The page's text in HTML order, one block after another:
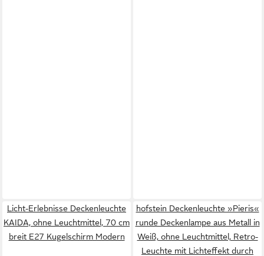
Licht-Erlebnisse Deckenleuchte
KAIDA, ohne Leuchtmittel, 70 cm
breit E27 Kugelschirm Modern
hofstein Deckenleuchte »Pieris«
runde Deckenlampe aus Metall in
Weiß, ohne Leuchtmittel, Retro-
Leuchte mit Lichteffekt durch